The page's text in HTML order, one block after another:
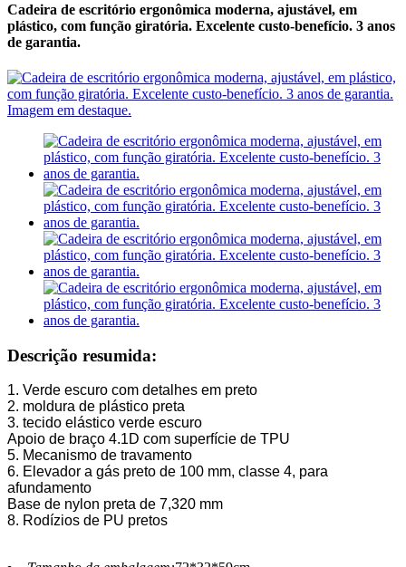
Cadeira de escritório ergonômica moderna, ajustável, em
plástico, com função giratória. Excelente custo-benefício. 3 anos
de garantia.
Descrição resumida:
1. Verde escuro com detalhes em preto
2. moldura de plástico preta
3. tecido elástico verde escuro
Apoio de braço 4.1D com superfície de TPU
5. Mecanismo de travamento
6. Elevador a gás preto de 100 mm, classe 4, para
afundamento
Base de nylon preta de 7,320 mm
8. Rodízios de PU pretos